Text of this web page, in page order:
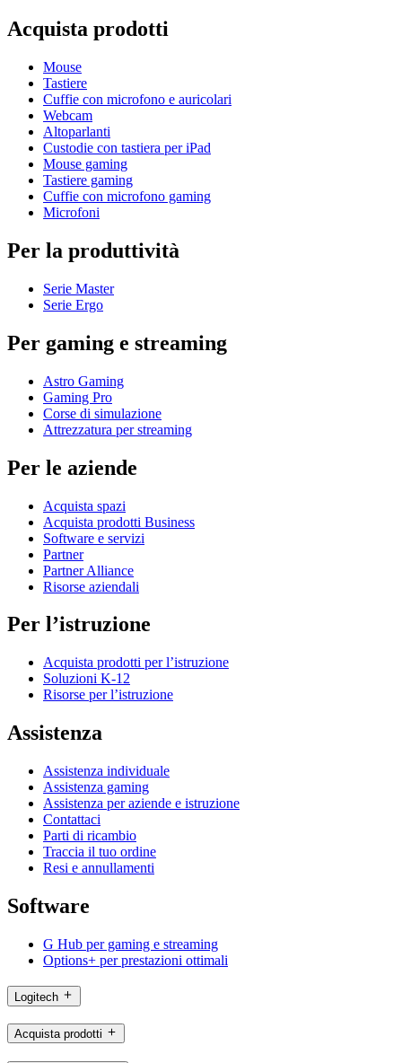
Acquista prodotti
Mouse
Tastiere
Cuffie con microfono e auricolari
Webcam
Altoparlanti
Custodie con tastiera per iPad
Mouse gaming
Tastiere gaming
Cuffie con microfono gaming
Microfoni
Per la produttività
Serie Master
Serie Ergo
Per gaming e streaming
Astro Gaming
Gaming Pro
Corse di simulazione
Attrezzatura per streaming
Per le aziende
Acquista spazi
Acquista prodotti Business
Software e servizi
Partner
Partner Alliance
Risorse aziendali
Per l’istruzione
Acquista prodotti per l’istruzione
Soluzioni K-12
Risorse per l’istruzione
Assistenza
Assistenza individuale
Assistenza gaming
Assistenza per aziende e istruzione
Contattaci
Parti di ricambio
Traccia il tuo ordine
Resi e annullamenti
Software
G Hub per gaming e streaming
Options+ per prestazioni ottimali
Logitech
Acquista prodotti